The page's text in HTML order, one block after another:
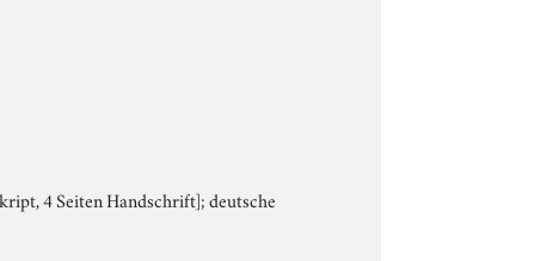
4 Seiten Handschrift]; deutsche